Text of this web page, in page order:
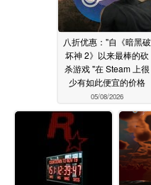
八折优惠："自《暗黑破
坏神 2》以来最棒的砍
杀游戏 "在 Steam 上很
少有如此便宜的价格
05/08/2026